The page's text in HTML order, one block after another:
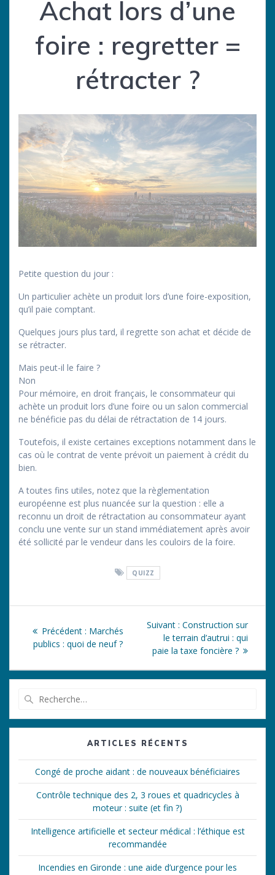
Achat lors d’une
foire : regretter =
rétracter ?
Petite question du jour :
Un particulier achète un produit lors d’une foire-exposition,
qu’il paie comptant.
Quelques jours plus tard, il regrette son achat et décide de
se rétracter.
Mais peut-il le faire ?
Non
Pour mémoire, en droit français, le consommateur qui
achète un produit lors d’une foire ou un salon commercial
ne bénéficie pas du délai de rétractation de 14 jours.
Toutefois, il existe certaines exceptions notamment dans le
cas où le contrat de vente prévoit un paiement à crédit du
bien.
A toutes fins utiles, notez que la règlementation
européenne est plus nuancée sur la question : elle a
reconnu un droit de rétractation au consommateur ayant
conclu une vente sur un stand immédiatement après avoir
été sollicité par le vendeur dans les couloirs de la foire.
QUIZZ
l’article
Précédent : Article
précédent
Marchés
publics : quoi de neuf ?
Suivant : Article
suivant
:
Construction sur
le terrain d’autrui : qui
paie la taxe foncière ?
:
ARTICLES RÉCENTS
Congé de proche aidant : de nouveaux bénéficiaires
Contrôle technique des 2, 3 roues et quadricycles à
moteur : suite (et fin ?)
Intelligence artificielle et secteur médical : l’éthique est
recommandée
Incendies en Gironde : une aide d’urgence pour les